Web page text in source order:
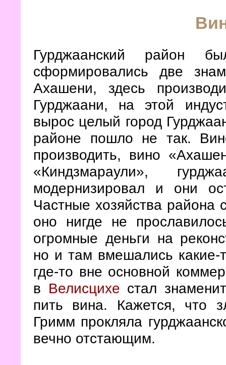
Гурджаанский район
сформировались две
Ахашени, здесь
Гурджаани, на этой
вырос целый город
районе пошло не так.
производить, вино
«Киндзмараули»,
модернизировал и они
Частные хозяйства района
оно нигде не
огромные деньги на
но и там вмешались какие-
где-то вне основной
в Велисцихе стал
пить вина. Кажется, что
Гримм прокляла
вечно отстающим.